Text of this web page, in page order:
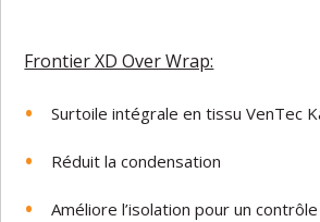
Frontier XD Over Wrap:
Surtoile intégrale en tissu VenTec
Réduit la condensation
Améliore l’isolation pour un